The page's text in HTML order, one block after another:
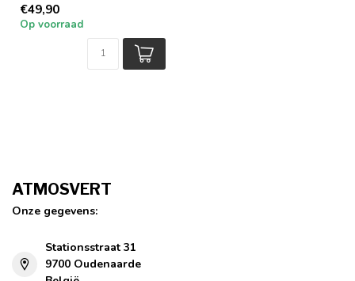
€49,90
Op voorraad
ATMOSVERT
Onze gegevens:
Stationsstraat 31
9700 Oudenaarde